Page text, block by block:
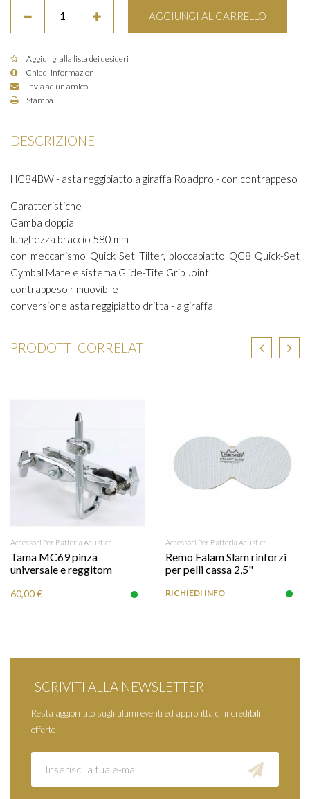
AGGIUNGI AL CARRELLO
Aggiungi alla lista dei desideri
Chiedi informazioni
Invia ad un amico
Stampa
DESCRIZIONE
HC84BW - asta reggipiatto a giraffa Roadpro - con contrappeso
Caratteristiche
Gamba doppia
lunghezza braccio 580 mm
con meccanismo Quick Set Tilter, bloccapiatto QC8 Quick-Set
Cymbal Mate e sistema Glide-Tite Grip Joint
contrappeso rimuovibile
conversione asta reggipiatto dritta - a giraffa
PRODOTTI CORRELATI
Accessori Per Batteria Acustica
Tama MC69 pinza
universale e reggitom
60,00 €
Accessori Per Batteria Acustica
Remo Falam Slam rinforzi
per pelli cassa 2,5"
RICHIEDI INFO
ISCRIVITI ALLA NEWSLETTER
Resta aggiornato sugli ultimi eventi ed approfitta di incredibili
offerte